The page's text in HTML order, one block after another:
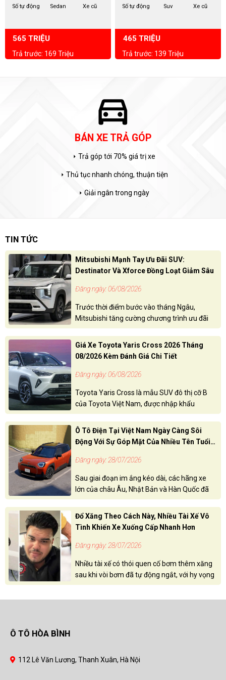
Số tự động Sedan Xe cũ
565 TRIỆU
Trả trước: 169 Triệu
Số tự động Suv Xe cũ
465 TRIỆU
Trả trước: 139 Triệu
directions_car
BÁN XE TRẢ GÓP
arrow_right Trả góp tới 70% giá trị xe
arrow_right Thủ tục nhanh chóng, thuận tiện
arrow_right Giải ngân trong ngày
TIN TỨC
Mitsubishi Mạnh Tay Ưu Đãi SUV:
Destinator Và Xforce Đồng Loạt Giảm Sâu
Đăng ngày: 06/08/2026
Trước thời điểm bước vào tháng Ngâu,
Mitsubishi tăng cường chương trình ưu đãi
cho toàn bộ danh mục sản phẩm tại Việt
Nam. Trong đó, ba mẫu xe bán chạy nhất
gồm Xpander, Xforce và Destinator đều
đáng kể.
Giá Xe Toyota Yaris Cross 2026 Tháng
08/2026 Kèm Đánh Giá Chi Tiết
Đăng ngày: 06/08/2026
Toyota Yaris Cross là mẫu SUV đô thị cỡ B
của Toyota Việt Nam, được nhập khẩu
nguyên chiếc từ Indonesia. Xe hiện phân phối
với hai phiên bản động cơ xăng và Hybrid, có
giá bán khởi điểm từ 650 triệu đồng.
Ô Tô Điện Tại Việt Nam Ngày Càng Sôi
Động Với Sự Góp Mặt Của Nhiều Tên Tuổi
Đăng ngày: 28/07/2026
Sau giai đoạn im ắng kéo dài, các hãng xe
lớn của châu Âu, Nhật Bản và Hàn Quốc đã
bắt đầu đẩy mạnh chiến lược điện hóa, với
mục tiêu mở rộng hiện diện tại Việt Nam - thị
trường được đánh giá có nhiều tiềm năng
trong khu vực Đông Nam Á.
Đổ Xăng Theo Cách Này, Nhiều Tài Xế Vô
Tình Khiến Xe Xuống Cấp Nhanh Hơn
Đăng ngày: 28/07/2026
Nhiều tài xế có thói quen cố bơm thêm xăng
sau khi vòi bơm đã tự động ngắt, với hy vọng
bình đầy hơn và xe có thể di chuyển được
Ô TÔ HÒA BÌNH
112 Lê Văn Lương, Thanh Xuân, Hà Nội